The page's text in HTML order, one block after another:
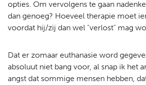
opties. Om vervolgens te gaan
dan genoeg? Hoeveel therapie moet
voordat hij/zij dan wel "verlost" mag
Dat er zomaar euthanasie word
absoluut niet bang voor, al snap ik het
angst dat sommige mensen hebben,